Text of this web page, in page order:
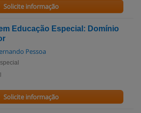
Solicite informação
Educação Especial: Domínio
Pessoa
Solicite informação